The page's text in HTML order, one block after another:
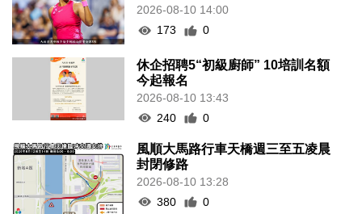
2026-08-10 14:00
173
0
休企招聘5“初級廚師” 10培訓名額
今起報名
2026-08-10 13:43
240
0
風順大馬路行車天橋週三至五凌晨
封閉修路
2026-08-10 13:28
380
0